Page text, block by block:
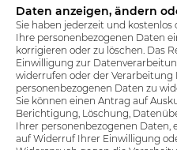
​Daten anzeigen, ändern
Sie haben jederzeit und kostenlos
Ihre personenbezogenen Daten
korrigieren oder zu löschen. Das
Einwilligung zur
widerrufen oder der Verarbeitung
personenbezogenen Daten zu
Sie können einen Antrag auf
Berichtigung, Löschung,
Ihrer personenbezogenen Daten,
auf Widerruf Ihrer Einwilligung